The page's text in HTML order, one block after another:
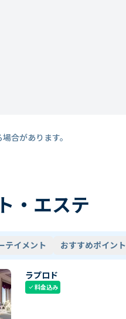
合があります。
・エステ
テイメント おすすめポイント
ラプロド
check料金込み